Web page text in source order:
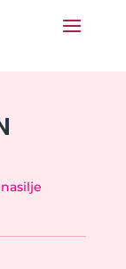
nasilje